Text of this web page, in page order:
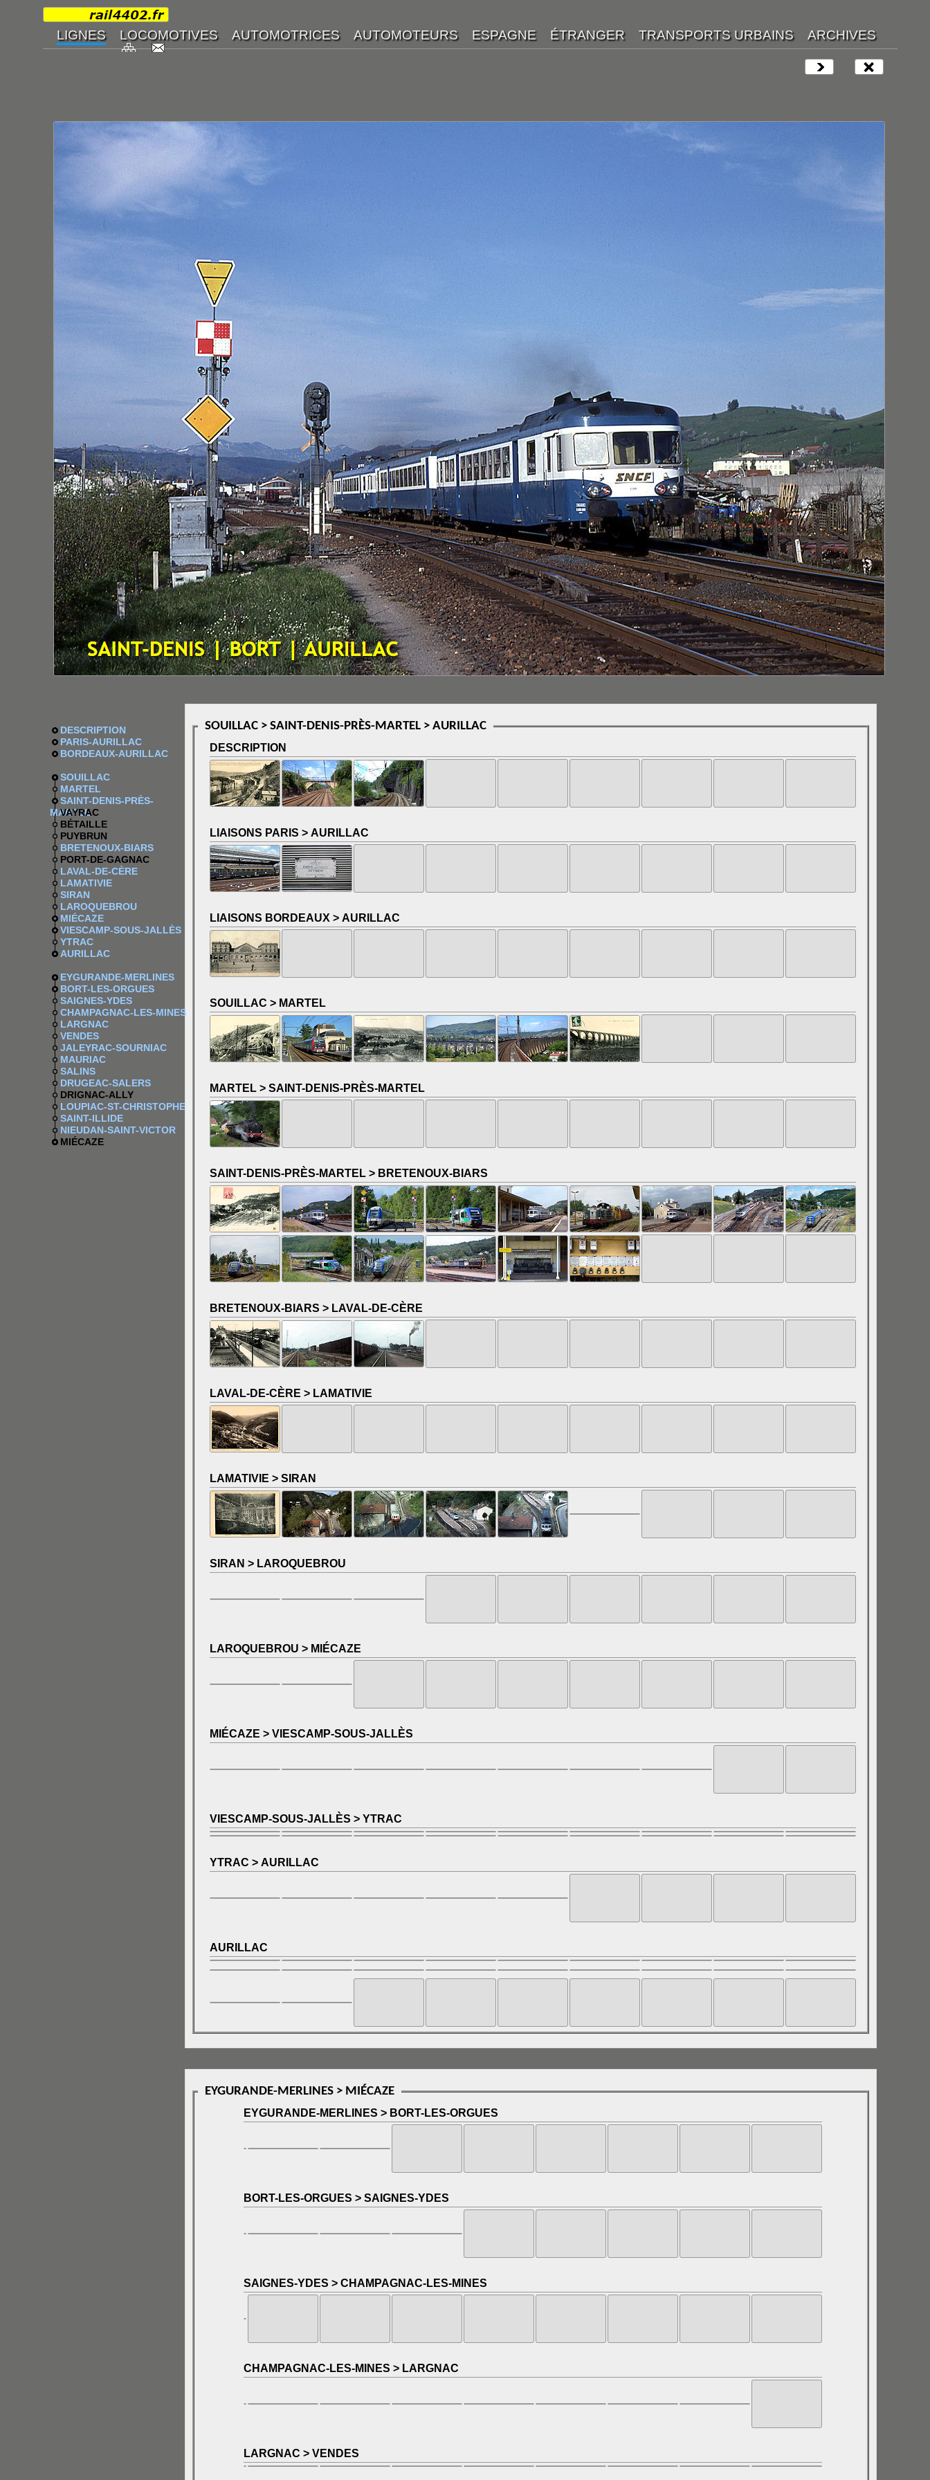
DESCRIPTION
PARIS-AURILLAC
BORDEAUX-AURILLAC
SOUILLAC
MARTEL
SAINT-DENIS-PRÈS-
MARTEL
VAYRAC
BÉTAILLE
PUYBRUN
BRETENOUX-BIARS
PORT-DE-GAGNAC
LAVAL-DE-CÈRE
LAMATIVIE
SIRAN
LAROQUEBROU
MIÉCAZE
VIESCAMP-SOUS-JALLÈS
YTRAC
AURILLAC
EYGURANDE-MERLINES
BORT-LES-ORGUES
SAIGNES-YDES
CHAMPAGNAC-LES-MINES
LARGNAC
VENDES
JALEYRAC-SOURNIAC
MAURIAC
SALINS
DRUGEAC-SALERS
DRIGNAC-ALLY
LOUPIAC-ST-CHRISTOPHE
SAINT-ILLIDE
NIEUDAN-SAINT-VICTOR
MIÉCAZE
SOUILLAC > SAINT-DENIS-PRÈS-MARTEL > AURILLAC
DESCRIPTION
LIAISONS PARIS > AURILLAC
LIAISONS BORDEAUX > AURILLAC
SOUILLAC > MARTEL
MARTEL > SAINT-DENIS-PRÈS-MARTEL
SAINT-DENIS-PRÈS-MARTEL > BRETENOUX-BIARS
BRETENOUX-BIARS > LAVAL-DE-CÈRE
LAVAL-DE-CÈRE > LAMATIVIE
LAMATIVIE > SIRAN
SIRAN > LAROQUEBROU
LAROQUEBROU > MIÉCAZE
MIÉCAZE > VIESCAMP-SOUS-JALLÈS
VIESCAMP-SOUS-JALLÈS > YTRAC
YTRAC > AURILLAC
AURILLAC
EYGURANDE-MERLINES > MIÉCAZE
EYGURANDE-MERLINES > BORT-LES-ORGUES
BORT-LES-ORGUES > SAIGNES-YDES
SAIGNES-YDES > CHAMPAGNAC-LES-MINES
CHAMPAGNAC-LES-MINES > LARGNAC
LARGNAC > VENDES